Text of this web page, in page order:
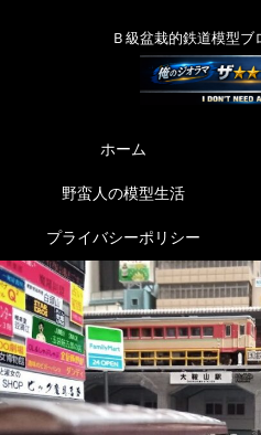
Ｂ級盆栽的鉄道模型ブ
ホーム
野蛮人の模型生活
プライバシーポリシー